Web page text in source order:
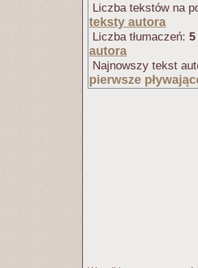
Liczba tekstów na
teksty autora
Liczba tłumaczeń: 5
autora
Najnowszy tekst
pierwsze